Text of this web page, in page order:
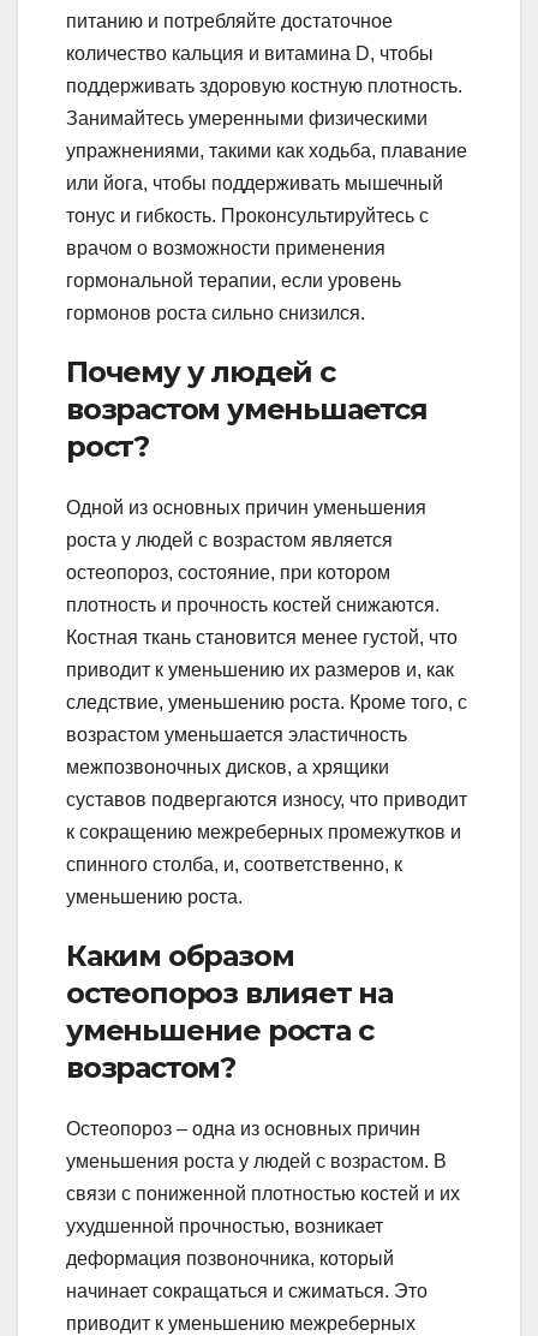
питанию и потребляйте достаточное
количество кальция и витамина D, чтобы
поддерживать здоровую костную плотность.
Занимайтесь умеренными физическими
упражнениями, такими как ходьба, плавание
или йога, чтобы поддерживать мышечный
тонус и гибкость. Проконсультируйтесь с
врачом о возможности применения
гормональной терапии, если уровень
гормонов роста сильно снизился.
Почему у людей с
возрастом уменьшается
рост?
Одной из основных причин уменьшения
роста у людей с возрастом является
остеопороз, состояние, при котором
плотность и прочность костей снижаются.
Костная ткань становится менее густой, что
приводит к уменьшению их размеров и, как
следствие, уменьшению роста. Кроме того, с
возрастом уменьшается эластичность
межпозвоночных дисков, а хрящики
суставов подвергаются износу, что приводит
к сокращению межреберных промежутков и
спинного столба, и, соответственно, к
уменьшению роста.
Каким образом
остеопороз влияет на
уменьшение роста с
возрастом?
Остеопороз – одна из основных причин
уменьшения роста у людей с возрастом. В
связи с пониженной плотностью костей и их
ухудшенной прочностью, возникает
деформация позвоночника, который
начинает сокращаться и сжиматься. Это
приводит к уменьшению межреберных